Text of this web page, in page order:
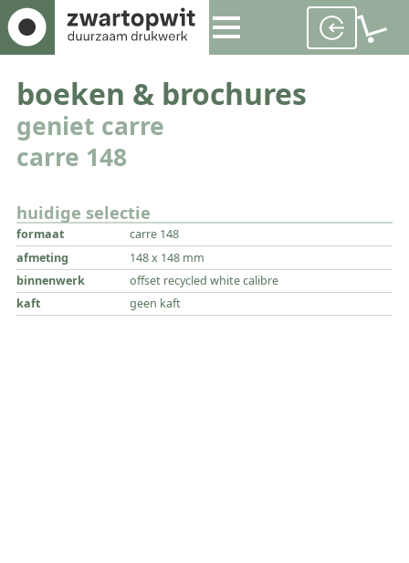
boeken & brochures
geniet carre
carre 148
huidige selectie
formaat
carre 148
afmeting
148 x 148 mm
binnenwerk
offset recycled white calibre
kaft
geen kaft